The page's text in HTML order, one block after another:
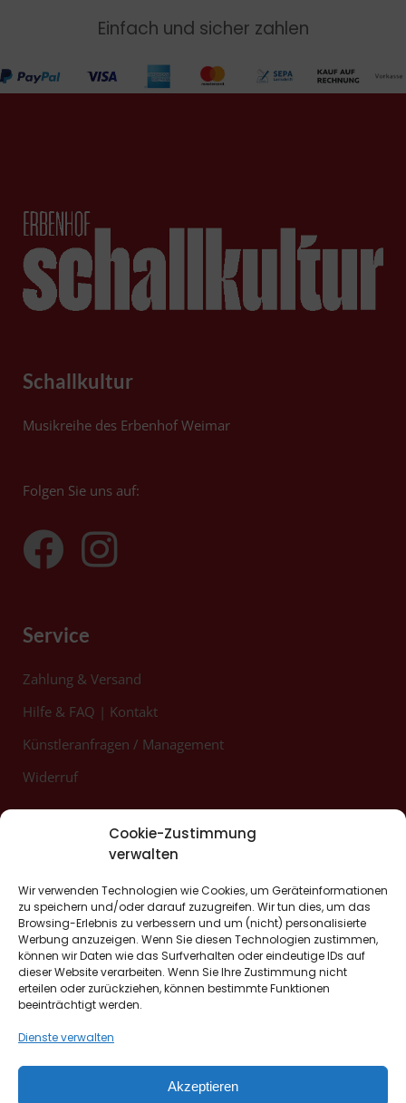
Cookie-Zustimmung
verwalten
Wir verwenden Technologien wie Cookies, um Geräteinformationen
zu speichern und/oder darauf zuzugreifen. Wir tun dies, um das
Browsing-Erlebnis zu verbessern und um (nicht) personalisierte
Werbung anzuzeigen. Wenn Sie diesen Technologien zustimmen,
können wir Daten wie das Surfverhalten oder eindeutige IDs auf
dieser Website verarbeiten. Wenn Sie Ihre Zustimmung nicht
erteilen oder zurückziehen, können bestimmte Funktionen
beeinträchtigt werden.
Dienste verwalten
Akzeptieren
Einfach und sicher zahlen
Schallkultur
Musikreihe des Erbenhof Weimar
Folgen Sie uns auf:
Service
Zahlung & Versand
Hilfe & FAQ | Kontakt
Künstleranfragen / Management
Widerruf
|Impressum
Lust auf mehr?
Erbenhof Restaurant & Café
Hotel Erbenhof Weimar
Gasthaus Alt Weimar